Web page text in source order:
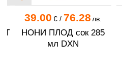
39.00 €/ 76.28 лв.
НОНИ ПЛОД сок 285
мл DXN